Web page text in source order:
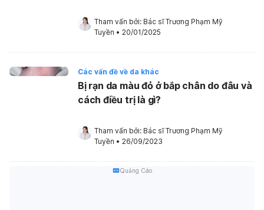
Tham vấn bởi: Bác sĩ Trương Phạm Mỹ
Tuyền • 20/01/2025
Các vấn đề về da khác
Bị rạn da màu đỏ ở bắp chân do đâu và
cách điều trị là gì?
Tham vấn bởi: Bác sĩ Trương Phạm Mỹ
Tuyền • 26/09/2023
Quảng Cáo